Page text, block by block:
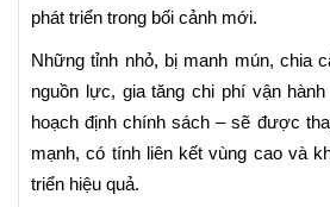
phát triển trong bối cảnh mới.
Những tỉnh nhỏ, bị manh mún, chia
nguồn lực, gia tăng chi phí vận
hoạch định chính sách – sẽ được
mạnh, có tính liên kết vùng cao và
triển hiệu quả.